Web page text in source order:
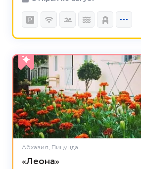
Абхазия, Пицунда
«Леона»